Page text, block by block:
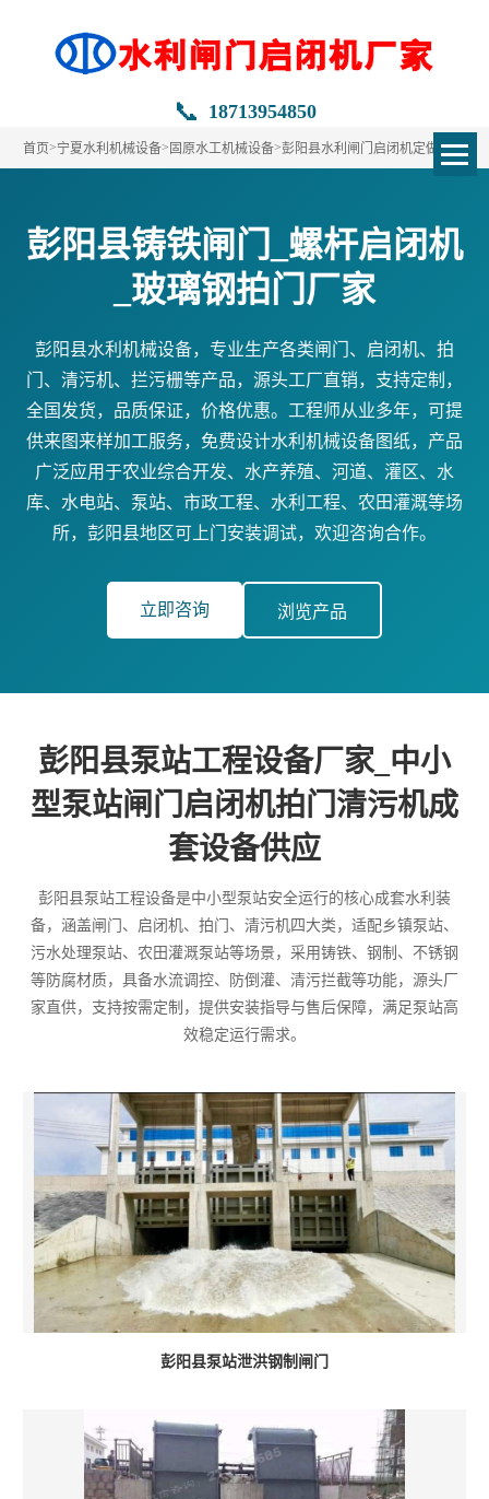
📞 18713954850
首页>宁夏水利机械设备> 固原水工机械设备>彭阳县水利闸门启闭机定做
彭阳县铸铁闸门_螺杆启闭机
_玻璃钢拍门厂家
彭阳县水利机械设备，专业生产各类闸门、启闭机、拍
门、清污机、拦污栅等产品，源头工厂直销，支持定制，
全国发货，品质保证，价格优惠。工程师从业多年，可提
供来图来样加工服务，免费设计水利机械设备图纸，产品
广泛应用于农业综合开发、水产养殖、河道、灌区、水
库、水电站、泵站、市政工程、水利工程、农田灌溉等场
所，彭阳县地区可上门安装调试，欢迎咨询合作。
立即咨询 浏览产品
彭阳县泵站工程设备厂家_中小
型泵站闸门启闭机拍门清污机成
套设备供应
彭阳县泵站工程设备是中小型泵站安全运行的核心成套水利装
备，涵盖闸门、启闭机、拍门、清污机四大类，适配乡镇泵站、
污水处理泵站、农田灌溉泵站等场景，采用铸铁、钢制、不锈钢
等防腐材质，具备水流调控、防倒灌、清污拦截等功能，源头厂
家直供，支持按需定制，提供安装指导与售后保障，满足泵站高
效稳定运行需求。
彭阳县泵站泄洪钢制闸门